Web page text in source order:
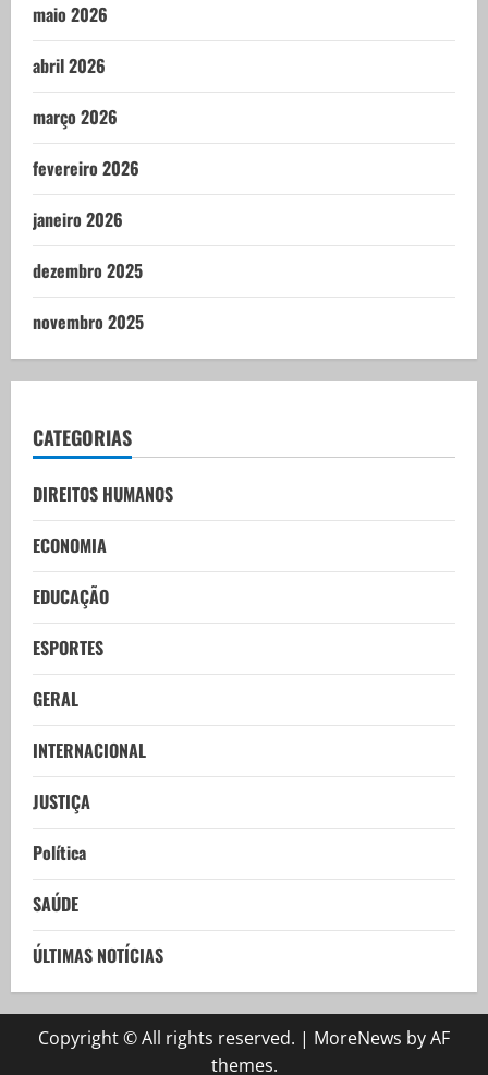
maio 2026
abril 2026
março 2026
fevereiro 2026
janeiro 2026
dezembro 2025
novembro 2025
CATEGORIAS
DIREITOS HUMANOS
ECONOMIA
EDUCAÇÃO
ESPORTES
GERAL
INTERNACIONAL
JUSTIÇA
Política
SAÚDE
ÚLTIMAS NOTÍCIAS
Copyright © All rights reserved. | MoreNews by AF
themes.